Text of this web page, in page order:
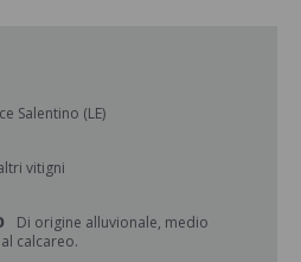
Salentino (LE)
vitigni
Di origine alluvionale, medio
calcareo.